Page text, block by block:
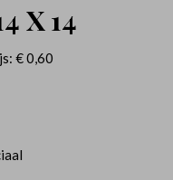
X 14
€ 0,60